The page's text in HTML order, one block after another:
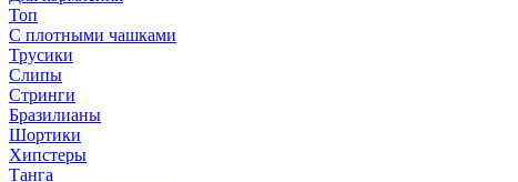
Топ
С плотными чашками
Трусики
Слипы
Стринги
Бразилианы
Шортики
Хипстеры
Танга